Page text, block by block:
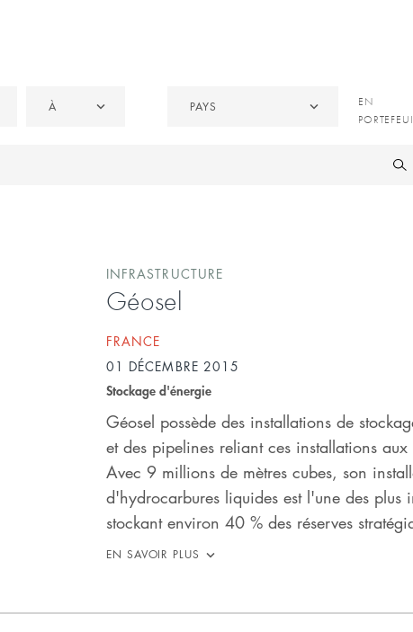
À PaysPAYS
EN
CÉDÉES
EN
INFRASTRUCTURE
Géosel
FRANCE
01 DÉCEMBRE 2015
Stockage d'énergie
Géosel possède des installations de
et des pipelines reliant ces installations
Avec 9 millions de mètres cubes, son
d'hydrocarbures liquides est l'une des plus
stockant environ 40 % des réserves
EN SAVOIR PLUS